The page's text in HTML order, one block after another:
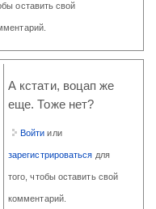
оставить свой
А кстати, воцап же
еще. Тоже нет?
Войти или
зарегистрироваться для
того, чтобы оставить свой
комментарий.